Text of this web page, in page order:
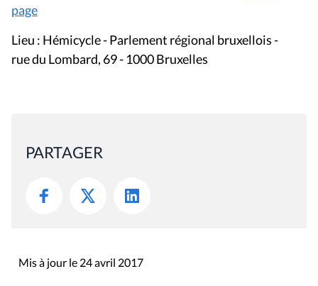
page
Lieu : Hémicycle - Parlement régional bruxellois -
rue du Lombard, 69 - 1000 Bruxelles
PARTAGER
Mis à jour le 24 avril 2017